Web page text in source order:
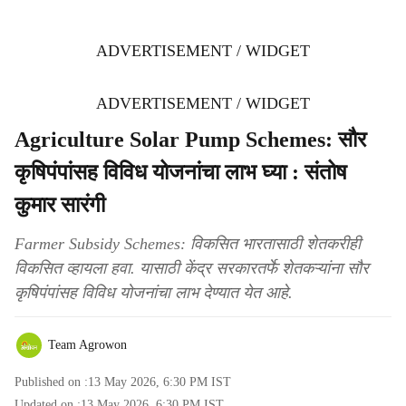
ADVERTISEMENT / WIDGET
ADVERTISEMENT / WIDGET
Agriculture Solar Pump Schemes: सौर
कृषिपंपांसह विविध योजनांचा लाभ घ्या : संतोष
कुमार सारंगी
Farmer Subsidy Schemes: विकसित भारतासाठी शेतकरीही
विकसित व्हायला हवा. यासाठी केंद्र सरकारतर्फे शेतकऱ्यांना सौर
कृषिपंपांसह विविध योजनांचा लाभ देण्यात येत आहे.
Team Agrowon
Published on :13 May 2026, 6:30 PM IST